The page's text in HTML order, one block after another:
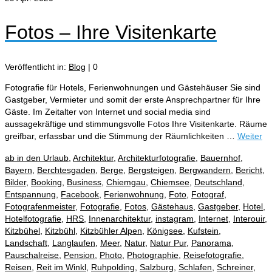
Fotos – Ihre Visitenkarte
Veröffentlicht in: Blog | 0
Fotografie für Hotels, Ferienwohnungen und Gästehäuser Sie sind
Gastgeber, Vermieter und somit der erste Ansprechpartner für Ihre
Gäste. Im Zeitalter von Internet und social media sind
aussagekräftige und stimmungsvolle Fotos Ihre Visitenkarte. Räume
greifbar, erfassbar und die Stimmung der Räumlichkeiten … Weiter
ab in den Urlaub Architektur, Architekturfotografie Bauernhof
Bayern
Berchtesgaden Berge Bergsteigen Bergwandern Bericht
Bilder, Booking Business Chiemgau Chiemsee Deutschland
Entspannung
Facebook Ferienwohnung Foto Fotograf
Fotografenmeister, Fotografie Fotos Gästehaus Gastgeber, Hotel
Hotelfotografie HRS Innenarchitektur, instagram Internet Interouir,
Kitzbühel Kitzbühl Kitzbühler Alpen Königsee Kufstein
Landschaft Langlaufen Meer, Natur, Natur Pur, Panorama
Pauschalreise Pension Photo Photographie Reisefotografie
Reisen
Reit im Winkl Ruhpolding Salzburg Schlafen Schreiner,